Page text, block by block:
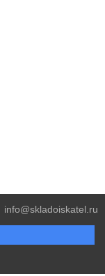
info@skladoiskatel.ru